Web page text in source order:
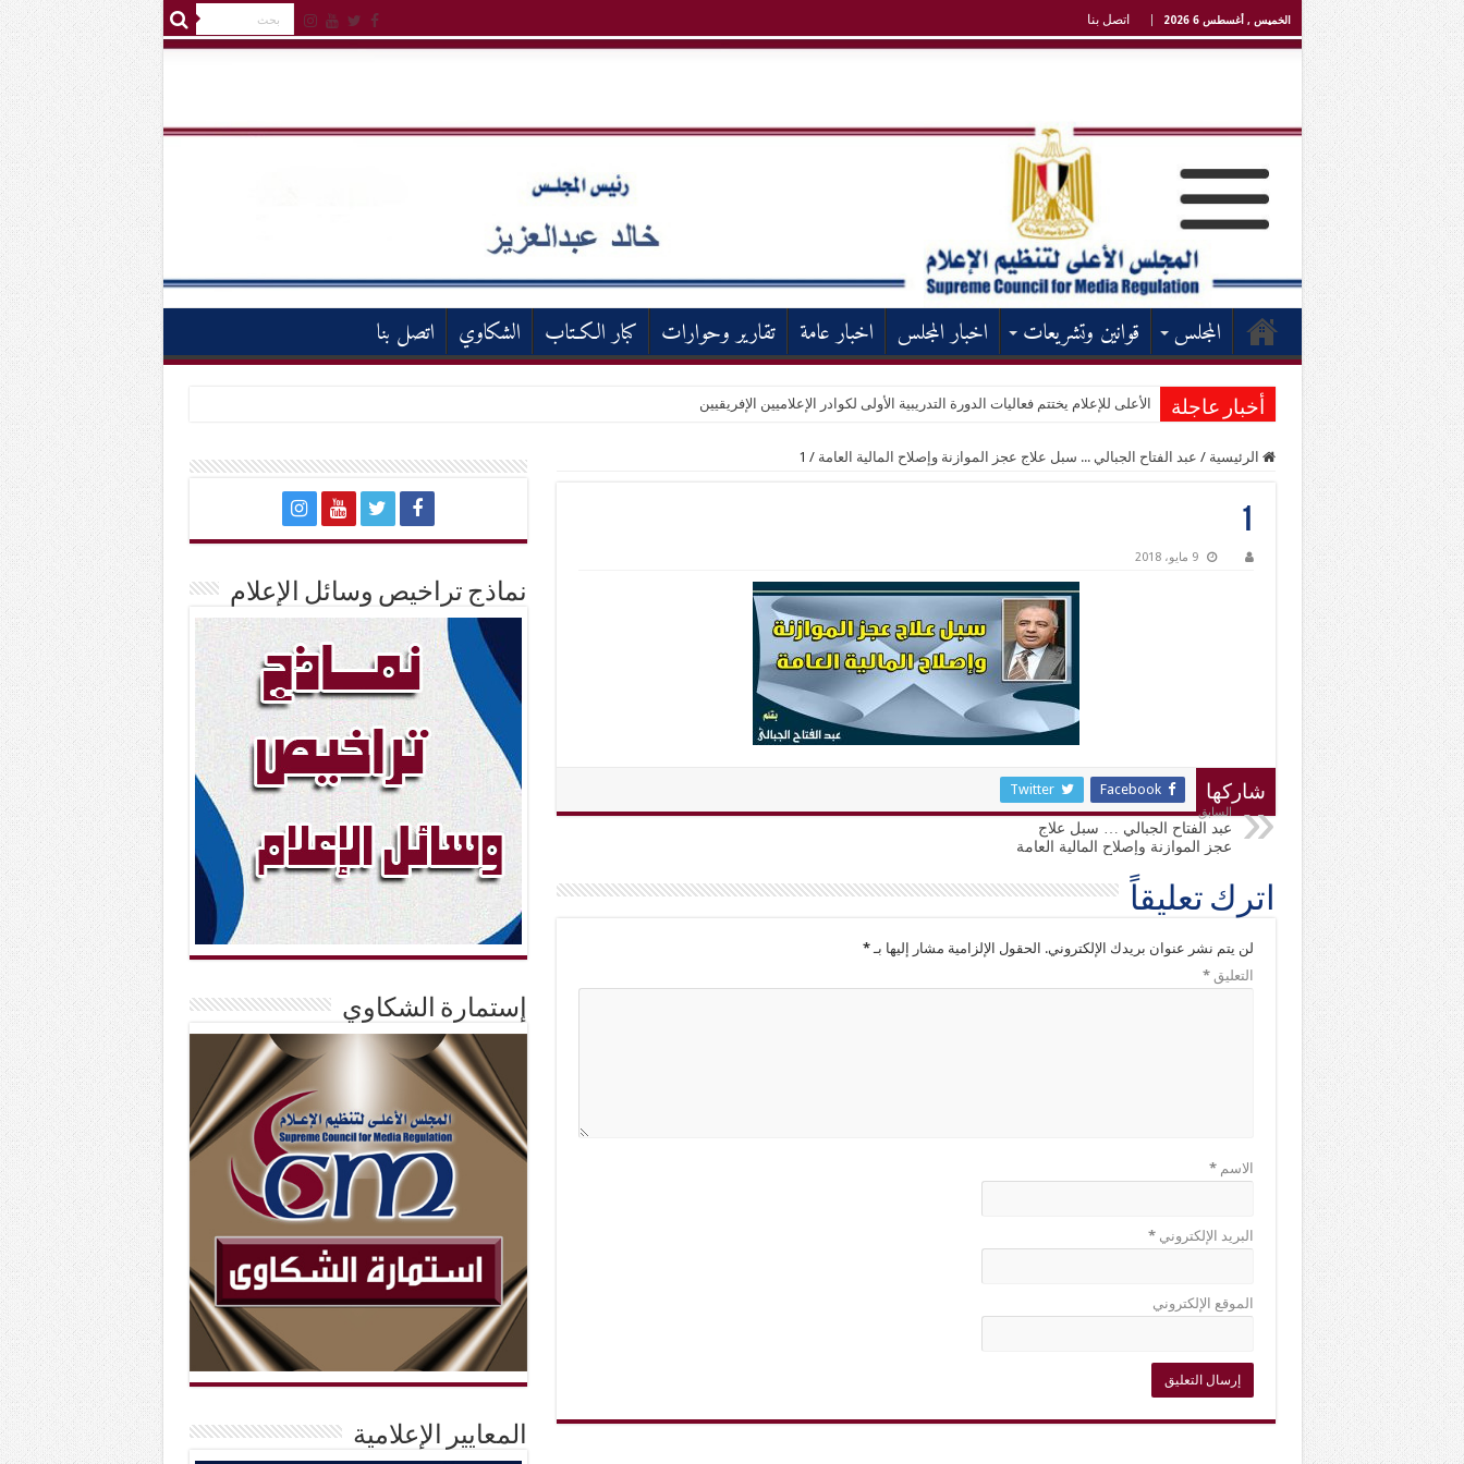
الخميس , أغسطس 6 2026 اتصل بنا
المجلس قوانين وتشريعات اخبار المجلس اخبار عامة تقارير وحوارات كبار الكـتاب الشكاوي اتصل بنا
أخبار عاجلة الأعلى للإعلام يختتم فعاليات الدورة التدريبية الأولى لكوادر الإعلاميين الإفريقيين
الرئيسية / عبد الفتاح الجبالي ... سبل علاج عجز الموازنة وإصلاح المالية العامة /
1
1
9 مايو، 2018
شاركها Facebook
Twitter
السابق
عبد الفتاح الجبالي … سبل علاج
عجز الموازنة وإصلاح المالية العامة
اترك تعليقاً
لن يتم نشر عنوان بريدك الإلكتروني. الحقول الإلزامية مشار إليها بـ*
التعليق*
الاسم*
البريد الإلكتروني*
الموقع الإلكتروني
نماذج تراخيص وسائل الإعلام
إستمارة الشكاوي
المعايير الإعلامية